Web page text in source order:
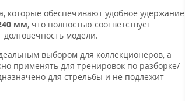
которые обеспечивают удобное удержание
мм, что полностью соответствует
модели.
выбором для коллекционеров, а
применять для тренировок по разборке/
для стрельбы и не подлежит